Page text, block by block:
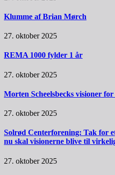
Klumme af Brian Mørch
27. oktober 2025
REMA 1000 fylder 1 år
27. oktober 2025
Morten Scheelsbecks visioner
27. oktober 2025
Solrød Centerforening: Tak for
nu skal visionerne blive til
27. oktober 2025